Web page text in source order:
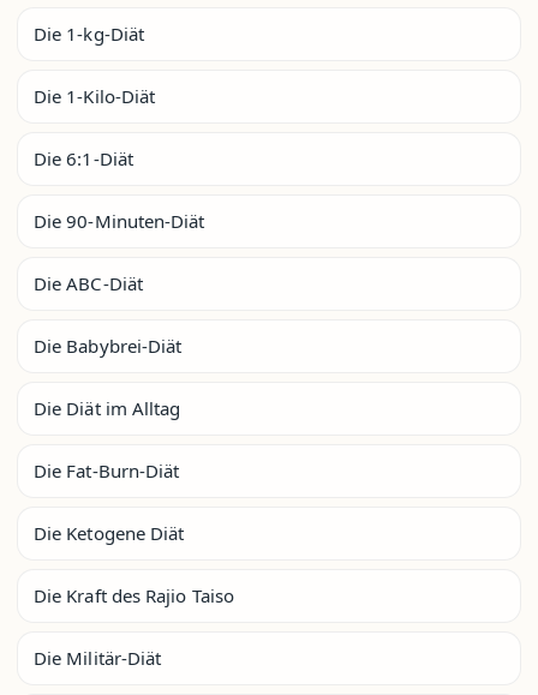
Die 1-kg-Diät
Die 1-Kilo-Diät
Die 6:1-Diät
Die 90-Minuten-Diät
Die ABC-Diät
Die Babybrei-Diät
Die Diät im Alltag
Die Fat-Burn-Diät
Die Ketogene Diät
Die Kraft des Rajio Taiso
Die Militär-Diät